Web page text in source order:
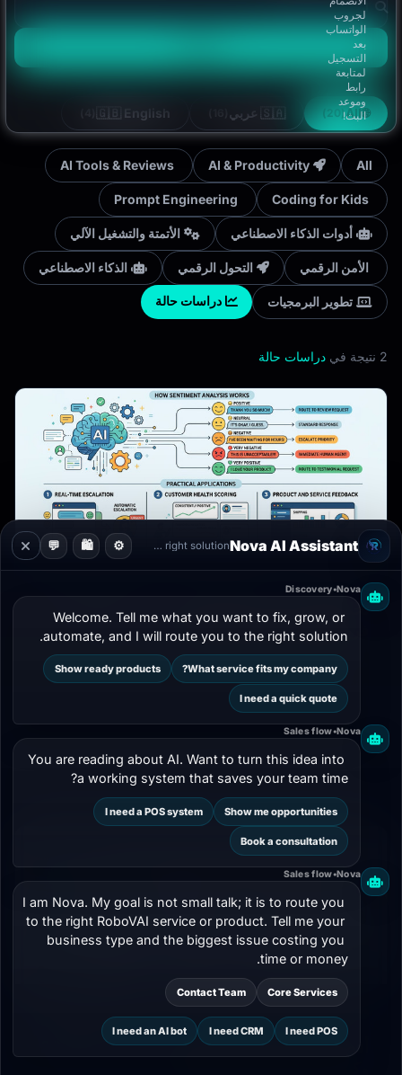
لجروب
الواتساب
بعد
التسجيل
لمتابعة
رابط
وموعد
البث!🌐
All
(20) 🇸🇦 عربي 🇬🇧 English
All
AI & Productivity
AI Tools & Reviews
Coding for Kids
Prompt Engineering
أدوات الذكاء الاصطناعي الأتمتة والتشغيل الآلي
الأمن الرقمي التحول الرقمي الذكاء الاصطناعي
تطوير البرمجيات دراسات حالة
2 نتيجة في دراسات حالة
تحليل المشاعر والتذاكر الذكية: كيف تقلل ضغط
فريق الدعم وتزيد رضا العملاء
مقال تطبيقي يشرح كيف تستفيد الشركات من تحليل المشاعر
وأنظمة التذاكر الذكية لتحديد الأولويات وتسريع المعالجة وتقليل
التصعيد العشوائي.
Nova AI Assistant
Guiding you to the right solution
⚙️
🛍️
💬
Nova
•
Discovery
Welcome. Tell me what you want to fix, grow, or
automate, and I will route you to the right solution.
What service fits my company?
Show ready products
I need a quick quote
Nova
•
Sales flow
You are reading about AI. Want to turn this idea into
a working system that saves your team time?
Show me opportunities
I need a POS system
Book a consultation
Nova
•
Sales flow
I am Nova. My goal is not small talk; it is to route you
to the right RoboVAI service or product. Tell me your
business type and the biggest issue costing you
time or money.
Core Services
Contact Team
I need POS
I need CRM
I need an AI bot